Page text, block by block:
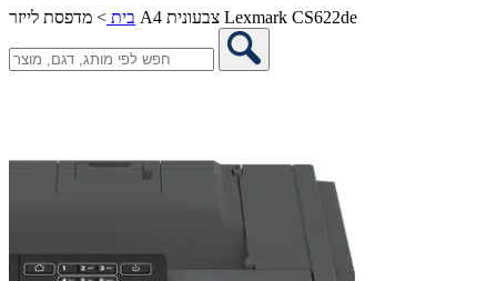
בית > מדפסת לייזר A4 צבעונית Lexmark CS622de